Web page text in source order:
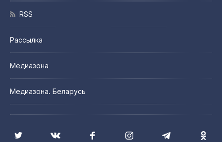
RSS
Рассылка
Медиазона
Медиазона. Беларусь